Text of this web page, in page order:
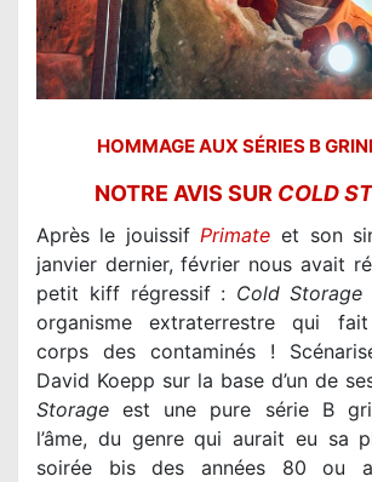
HOMMAGE AUX SÉRIES B
NOTRE AVIS SUR COLD
Après le jouissif Primate et son
janvier dernier, février nous avait
petit kiff régressif : Cold Storage
organisme extraterrestre qui
corps des contaminés !
David Koepp sur la base d’un de
Storage est une pure série B
l’âme, du genre qui aurait eu sa
soirée bis des années 80 ou